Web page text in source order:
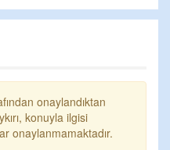
onaylandıktan
konuyla ilgisi
onaylanmamaktadır.